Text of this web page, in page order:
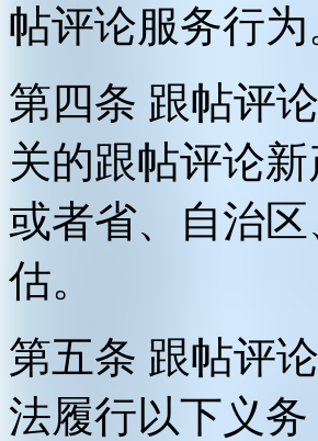
帖评论服务行为
第四条 跟帖评
关的跟帖评论
或者省、自治
估。
第五条 跟帖评
法履行以下义务